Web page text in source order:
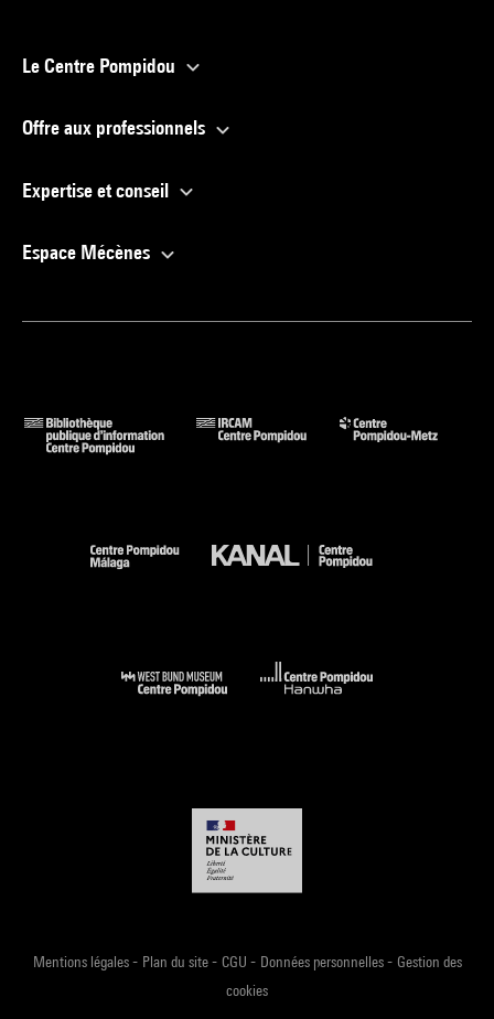
Le Centre Pompidou
Offre aux professionnels
Expertise et conseil
Espace Mécènes
Mentions légales- Plan du site- CGU - Données personnelles- Gestion des
cookies